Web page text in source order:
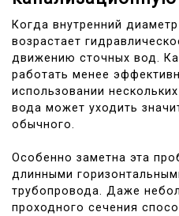
Когда внутренний
возрастает
движению сточных вод.
работать менее
использовании
вода может уходить
обычного.
Особенно заметна эта
длинными
трубопровода. Даже
проходного сечения